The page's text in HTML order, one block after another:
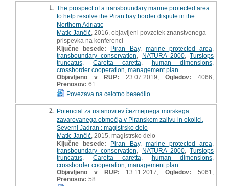
1. The prospect of a transboundary marine protected area
to help resolve the Piran bay border dispute in the
Northern Adriatic
Matic Jančič , 2016, objavljeni povzetek znanstvenega
prispevka na konferenci
Ključne besede:
Piran Bay, marine protected area
transboundary conservation
NATURA 2000, Tursiops
truncatus
Caretta caretta human dimensions
crossborder cooperation management plan
Objavljeno v RUP: 23.07.2019;Ogledov:
4066;
Prenosov: 61
Povezava na celotno besedilo
2. Potencial za ustanovitev čezmejnega morskega
zavarovanega območja v Piranskem zalivu in okolici,
Severni Jadran : magistrsko delo
Matic Jančič , 2015, magistrsko delo
Ključne besede:
Piran Bay, marine protected area
transboundary conservation
NATURA 2000, Tursiops
truncatus
Caretta caretta human dimensions
crossborder cooperation management plan
Objavljeno v RUP: 13.11.2017;Ogledov: 5061;
Prenosov: 58